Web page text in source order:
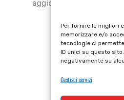
Per fornire le migliori
memorizzare e/o
tecnologie ci
ID unici su questo
negativamente su
Gestisci servizi
aggiornato